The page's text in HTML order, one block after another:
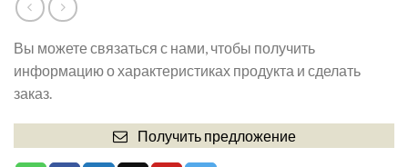
Вы можете связаться с нами, чтобы получить
информацию о характеристиках продукта и сделать
заказ.
Получить предложение